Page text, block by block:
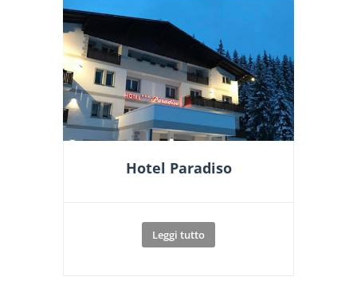
Hotel Paradiso
Leggi tutto